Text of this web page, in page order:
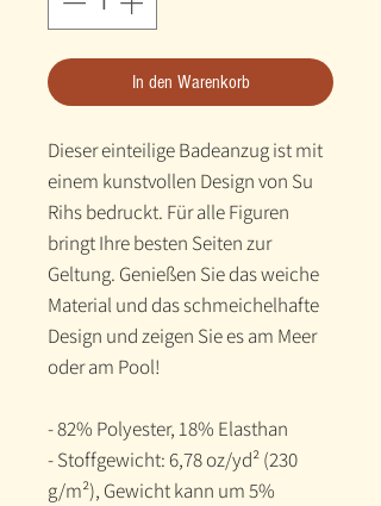
In den Warenkorb
Dieser einteilige Badeanzug ist mit
einem kunstvollen Design von Su
Rihs bedruckt. Für alle Figuren
bringt Ihre besten Seiten zur
Geltung. Genießen Sie das weiche
Material und das schmeichelhafte
Design und zeigen Sie es am Meer
oder am Pool!
- 82% Polyester, 18% Elasthan
- Stoffgewicht: 6,78 oz/yd² (230
g/m²), Gewicht kann um 5%